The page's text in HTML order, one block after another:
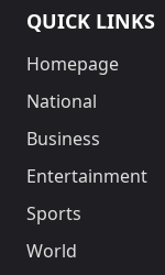
QUICK LINKS
Homepage
National
Business
Entertainment
Sports
World